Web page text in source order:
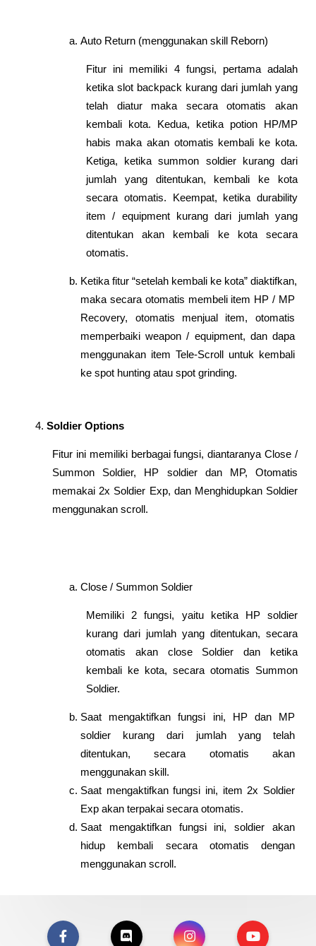
Auto Return (menggunakan skill Reborn)
Fitur ini memiliki 4 fungsi, pertama adalah
ketika slot backpack kurang dari jumlah yang
telah diatur maka secara otomatis akan
kembali kota. Kedua, ketika potion HP/MP
habis maka akan otomatis kembali ke kota.
Ketiga, ketika summon soldier kurang dari
jumlah yang ditentukan, kembali ke kota
secara otomatis. Keempat, ketika durability
item / equipment kurang dari jumlah yang
ditentukan akan kembali ke kota secara
otomatis.
Ketika fitur “setelah kembali ke kota” diaktifkan,
maka secara otomatis membeli item HP / MP
Recovery, otomatis menjual item, otomatis
memperbaiki weapon / equipment, dan dapa
menggunakan item Tele-Scroll untuk kembali
ke spot hunting atau spot grinding.
Soldier Options
Fitur ini memiliki berbagai fungsi, diantaranya Close /
Summon Soldier, HP soldier dan MP, Otomatis
memakai 2x Soldier Exp, dan Menghidupkan Soldier
menggunakan scroll.
Close / Summon Soldier
Memiliki 2 fungsi, yaitu ketika HP soldier
kurang dari jumlah yang ditentukan, secara
otomatis akan close Soldier dan ketika
kembali ke kota, secara otomatis Summon
Soldier.
Saat mengaktifkan fungsi ini, HP dan MP
soldier kurang dari jumlah yang telah
ditentukan, secara otomatis akan
menggunakan skill.
Saat mengaktifkan fungsi ini, item 2x Soldier
Exp akan terpakai secara otomatis.
Saat mengaktifkan fungsi ini, soldier akan
hidup kembali secara otomatis dengan
menggunakan scroll.